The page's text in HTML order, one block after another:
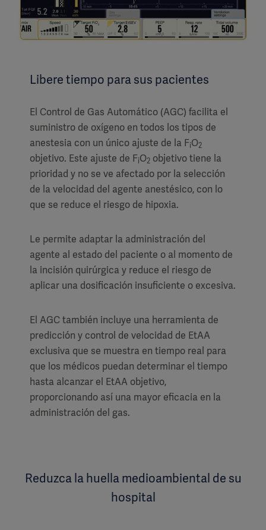
Libere tiempo para sus pacientes
El Control de Gas Automático (AGC) facilita el
suministro de oxígeno en todos los tipos de
anestesia con un único ajuste de la FiO2
objetivo. Este ajuste de FiO2 objetivo tiene la
prioridad y no se ve afectado por la selección
de la velocidad del agente anestésico, con lo
que se reduce el riesgo de hipoxia.
Le permite adaptar la administración del
agente al estado del paciente o al momento de
la incisión quirúrgica y reduce el riesgo de
aplicar una dosificación insuficiente o excesiva.
El AGC también incluye una herramienta de
predicción y control de velocidad de EtAA
exclusiva que se muestra en tiempo real para
que los médicos puedan determinar el tiempo
hasta alcanzar el EtAA objetivo,
proporcionando así una mayor eficacia en la
administración del gas.
Reduzca la huella medioambiental de su
hospital